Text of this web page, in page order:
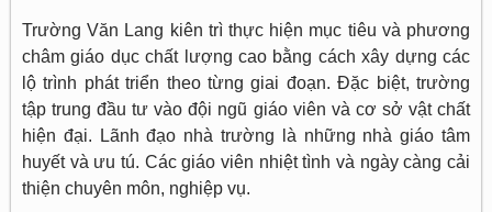
Trường Văn Lang kiên trì thực hiện mục tiêu và phương
châm giáo dục chất lượng cao bằng cách xây dựng các
lộ trình phát triển theo từng giai đoạn. Đặc biệt, trường
tập trung đầu tư vào đội ngũ giáo viên và cơ sở vật chất
hiện đại. Lãnh đạo nhà trường là những nhà giáo tâm
huyết và ưu tú. Các giáo viên nhiệt tình và ngày càng cải
thiện chuyên môn, nghiệp vụ.